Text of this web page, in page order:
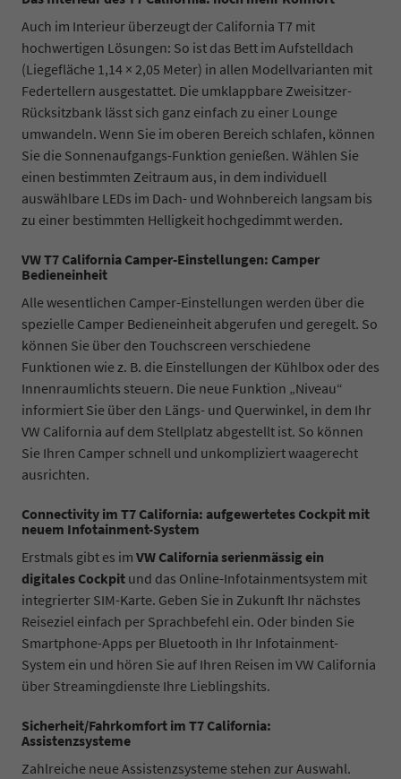
Auch im Interieur überzeugt der California T7 mit
hochwertigen Lösungen: So ist das Bett im Aufstelldach
(Liegefläche 1,14 × 2,05 Meter) in allen Modellvarianten mit
Federtellern ausgestattet. Die umklappbare Zweisitzer-
Rücksitzbank lässt sich ganz einfach zu einer Lounge
umwandeln. Wenn Sie im oberen Bereich schlafen, können
Sie die Sonnenaufgangs-Funktion genießen. Wählen Sie
einen bestimmten Zeitraum aus, in dem individuell
auswählbare LEDs im Dach- und Wohnbereich langsam bis
zu einer bestimmten Helligkeit hochgedimmt werden.
VW T7 California Camper-Einstellungen: Camper
Bedieneinheit
Alle wesentlichen Camper-Einstellungen werden über die
spezielle Camper Bedieneinheit abgerufen und geregelt. So
können Sie über den Touchscreen verschiedene
Funktionen wie z. B. die Einstellungen der Kühlbox oder des
Innenraumlichts steuern. Die neue Funktion „Niveau“
informiert Sie über den Längs- und Querwinkel, in dem Ihr
VW California auf dem Stellplatz abgestellt ist. So können
Sie Ihren Camper schnell und unkompliziert waagerecht
ausrichten.
Connectivity im T7 California: aufgewertetes Cockpit mit
neuem Infotainment-System
Erstmals gibt es im VW California serienmässig ein
digitales Cockpit und das Online-Infotainmentsystem mit
integrierter SIM-Karte. Geben Sie in Zukunft Ihr nächstes
Reiseziel einfach per Sprachbefehl ein. Oder binden Sie
Smartphone-Apps per Bluetooth in Ihr Infotainment-
System ein und hören Sie auf Ihren Reisen im VW California
über Streamingdienste Ihre Lieblingshits.
Sicherheit/Fahrkomfort im T7 California:
Assistenzsysteme
Zahlreiche neue Assistenzsysteme stehen zur Auswahl.